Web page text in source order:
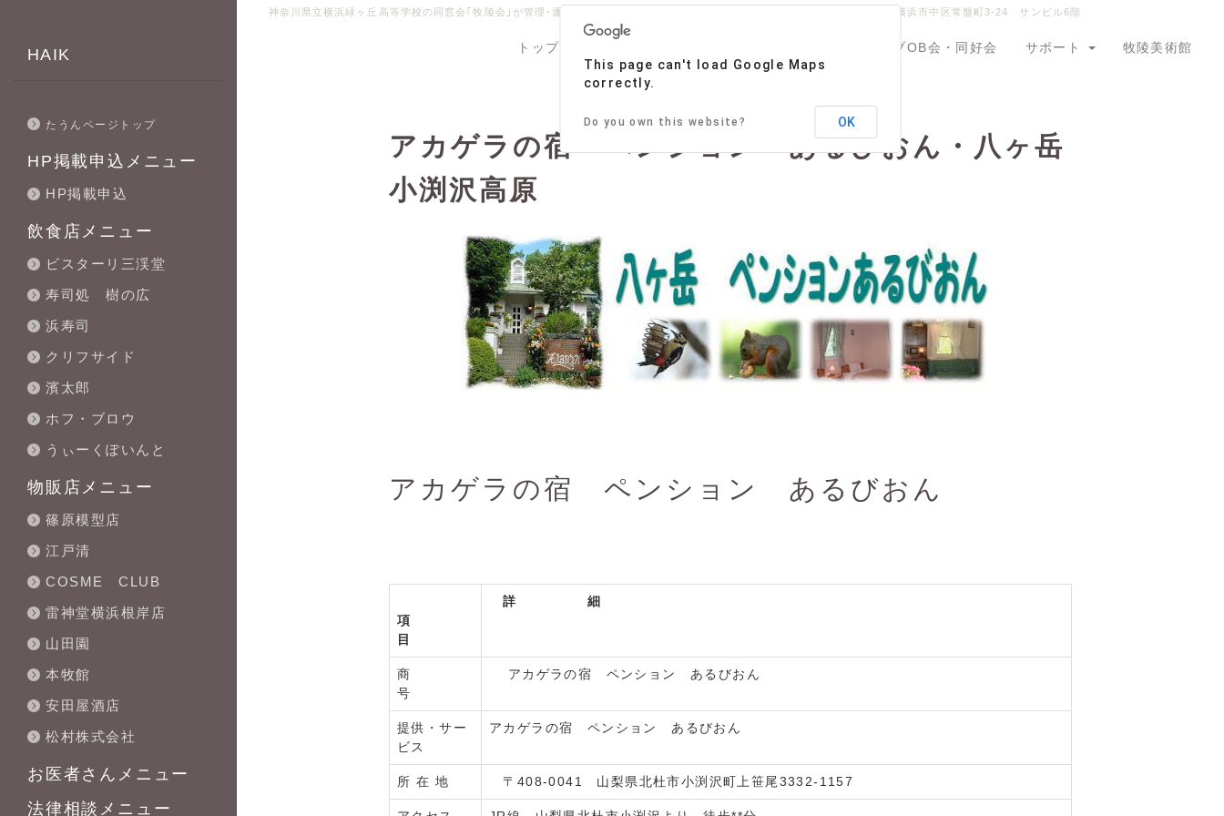
神奈川県立横浜緑ヶ丘高等学校の同窓会｢牧陵会｣が管理･運営しております。【問い合わせ先】045-664-9020 〒231-0014 横浜市中区常盤町3-24 サンビル6階
トップ クラブOB会・同好会 サポート 牧陵美術館
アカゲラの宿 ペンション あるびおん・八ヶ岳
小渕沢高原
アカゲラの宿 ペンション あるびおん
項
目
詳 細
商
号
アカゲラの宿 ペンション あるびおん
提供・サー
ビス
アカゲラの宿 ペンション あるびおん
所 在 地 〒408-0041 山梨県北杜市小渕沢町上笹尾3332-1157
This page can't load Google Maps
correctly.
Do you own this website? OK
HAIK
たうんページトップ
HP掲載申込メニュー
HP掲載申込
飲食店メニュー
ビスターリ三渓堂
寿司処 樹の広
浜寿司
クリフサイド
濱太郎
ホフ・ブロウ
うぃーくぽいんと
物販店メニュー
篠原模型店
江戸清
COSME CLUB
雷神堂横浜根岸店
山田園
本牧館
安田屋酒店
松村株式会社
お医者さんメニュー
法律相談メニュー